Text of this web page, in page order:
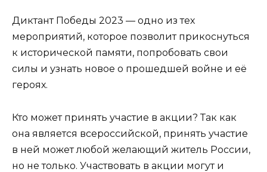
Диктант Победы 2023 — одно из тех
мероприятий, которое позволит прикоснуться
к исторической памяти, попробовать свои
силы и узнать новое о прошедшей войне и её
героях.
Кто может принять участие в акции? Так как
она является всероссийской, принять участие
в ней может любой желающий житель России,
но не только. Участвовать в акции могут и